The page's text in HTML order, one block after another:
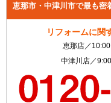
恵那市・中津川市で最も密
リフォームに関
恵那店／
中津川店／